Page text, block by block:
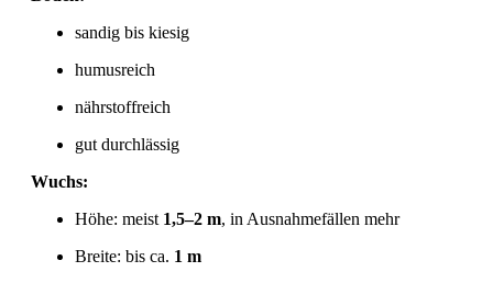
sandig bis kiesig
humusreich
nährstoffreich
gut durchlässig
Wuchs:
Höhe: meist 1,5–2 m, in Ausnahmefällen mehr
Breite: bis ca. 1 m